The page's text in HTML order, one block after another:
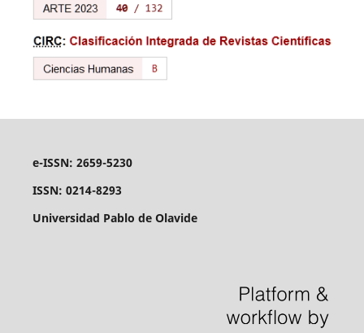
e-ISSN: 2659-5230
ISSN: 0214-8293
Universidad Pablo de Olavide